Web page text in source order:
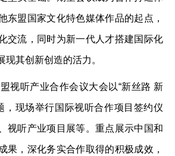
东盟国家文化特色媒体作品的起点，
交流，同时为新一代人才搭建国际化
现其创新创造的活力。
视听产业合作会议大会以“新丝路 新
，现场举行国际视听合作项目签约仪
视听产业项目展等。重点展示中国和
果，深化务实合作取得的积极成效，